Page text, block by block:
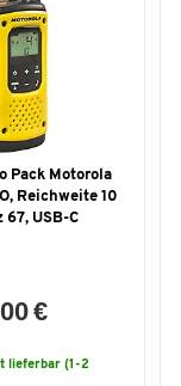
Pack Motorola
Reichweite 10
67, USB-C
€
lieferbar (1-2